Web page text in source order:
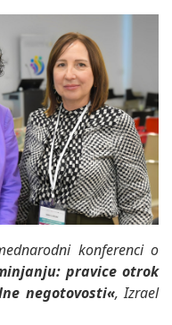
konferenci o
pravice otrok
negotovosti«, Izrael